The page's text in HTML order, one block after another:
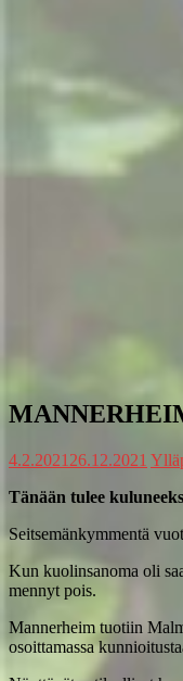
4.2.2021 26.12.2021
Tänään tulee
Seitsemänkymmentä
Kun kuolinsanoma oli
mennyt pois.
Mannerheim tuotiin
osoittamassa